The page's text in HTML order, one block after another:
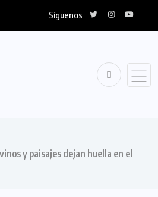
Síguenos
y paisajes dejan huella en el